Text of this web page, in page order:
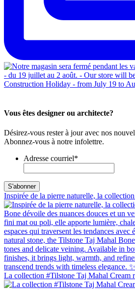
Vous êtes designer ou architecte?
Désirez-vous rester à jour avec nos
Abonnez-vous à notre infolettre.
Adresse courriel*
Inspirée de la pierre naturelle, la
La collection #Tilstone Taj Mahal Cream